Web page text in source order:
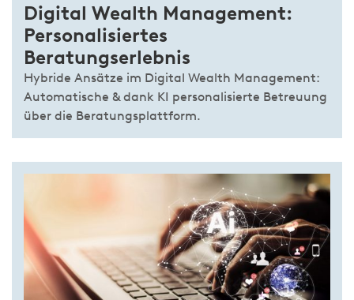
Digital Wealth Management:
Personalisiertes
Beratungserlebnis
Hybride Ansätze im Digital Wealth Management:
Automatische & dank KI personalisierte Betreuung
über die Beratungsplattform.